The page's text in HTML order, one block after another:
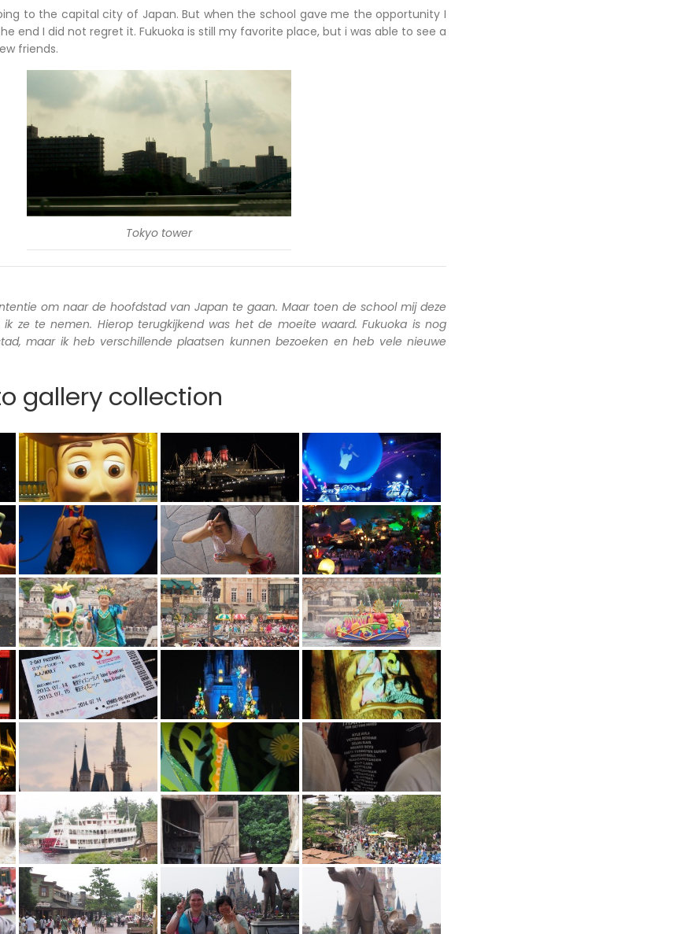
to the capital city of Japan. But when the school gave me the opportunity I
end I did not regret it. Fukuoka is still my favorite place, but i was able to see a
friends.
Tokyo tower
om naar de hoofdstad van Japan te gaan. Maar toen de school mij deze
ik ze te nemen. Hierop terugkijkend was het de moeite waard. Fukuoka is nog
maar ik heb verschillende plaatsen kunnen bezoeken en heb vele nieuwe
gallery collection